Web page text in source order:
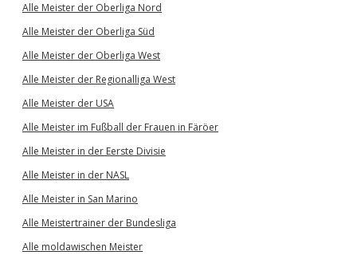
Alle Meister der Oberliga Nord
Alle Meister der Oberliga Süd
Alle Meister der Oberliga West
Alle Meister der Regionalliga West
Alle Meister der USA
Alle Meister im Fußball der Frauen in Färöer
Alle Meister in der Eerste Divisie
Alle Meister in der NASL
Alle Meister in San Marino
Alle Meistertrainer der Bundesliga
Alle moldawischen Meister